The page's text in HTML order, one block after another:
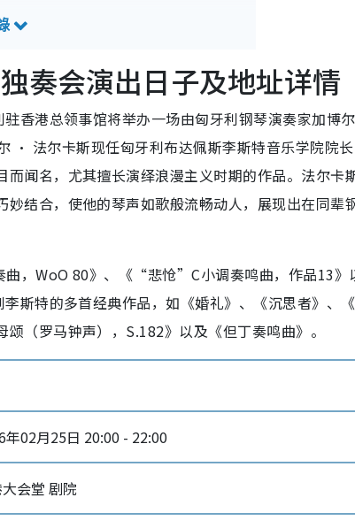
奏会演出日子及地址详情
香港总领事馆将举办一场由匈牙利钢琴演奏家加博
· 法尔卡斯现任匈牙利布达佩斯李斯特音乐学院院
闻名，尤其擅长演绎浪漫主义时期的作品。法尔卡
结合，使他的琴声如歌般流畅动人，展现出在同辈
，WoO 80》、《“悲怆”C小调奏鸣曲，作品13》
斯特的多首经典作品，如《婚礼》、《沉思者》、
（罗马钟声），S.182》以及《但丁奏鸣曲》。
年02月25日 20:00 - 22:00
会堂 剧院